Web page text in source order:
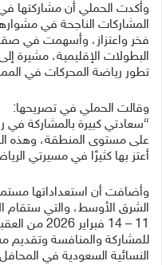
وأكدت الحملي أن مشاركتها
المشاركات الناجحة في
فخر واعتزاز، وأسهمت في
البطولات الإقليمية، مشيرة
تطور رياضة المحركات في
وقالت الحملي في تصريحها:
“سعادتي كبيرة بالمشاركة في
على مستوى المنطقة، وهذه
أعتز بها كثيرًا في مسيرتي
وأضافت أن استعداداتها
الشرق الأوسط، والتي ستقام
11 – 14
للمشاركة والمنافسة
النسائية السعودية في المحافل